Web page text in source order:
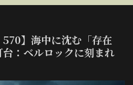
570】海中に沈む「存在
：ベルロックに刻まれ